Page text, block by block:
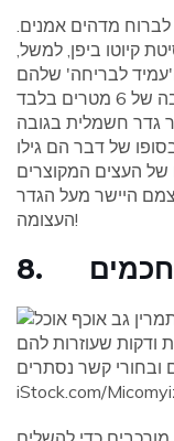
מדהים אמנים.
קיוטו ביפן, למשל,
לבריחה' שלהם
לכאורה. העצים בתוך המתחם נחתכו לגובה של 6 מטרים בלבד
גדר חשמלית בגובה
של דבר הם גילו
העצים המקוצרים
היישר מעל הגדר
העצומה!
חכמים
ודקות שעוזרות להם
iStock.com/